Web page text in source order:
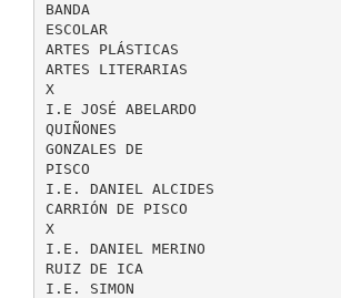
BANDA
ESCOLAR
ARTES PLÁSTICAS
ARTES LITERARIAS
X
I.E JOSÉ ABELARDO
QUIÑONES
GONZALES DE
PISCO
I.E. DANIEL ALCIDES
CARRIÓN DE PISCO
X
I.E. DANIEL MERINO
RUIZ DE ICA
I.E. SIMON